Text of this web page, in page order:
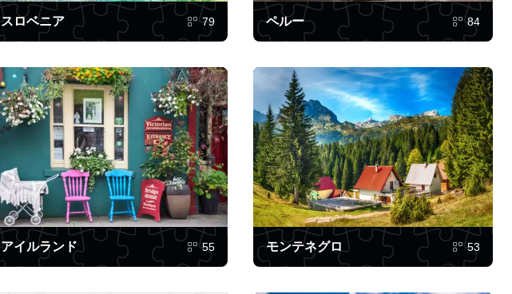
スロベニア 79 ペルー 84
アイルランド 55 モンテネグロ 53